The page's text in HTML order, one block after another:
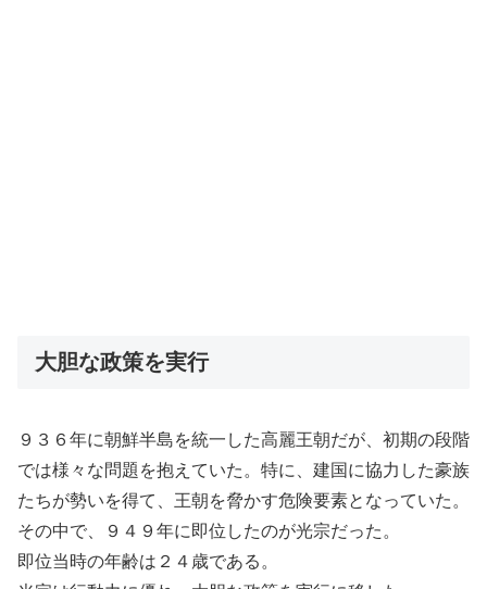
大胆な政策を実行
９３６年に朝鮮半島を統一した高麗王朝だが、初期の段階
では様々な問題を抱えていた。特に、建国に協力した豪族
たちが勢いを得て、王朝を脅かす危険要素となっていた。
その中で、９４９年に即位したのが光宗だった。
即位当時の年齢は２４歳である。